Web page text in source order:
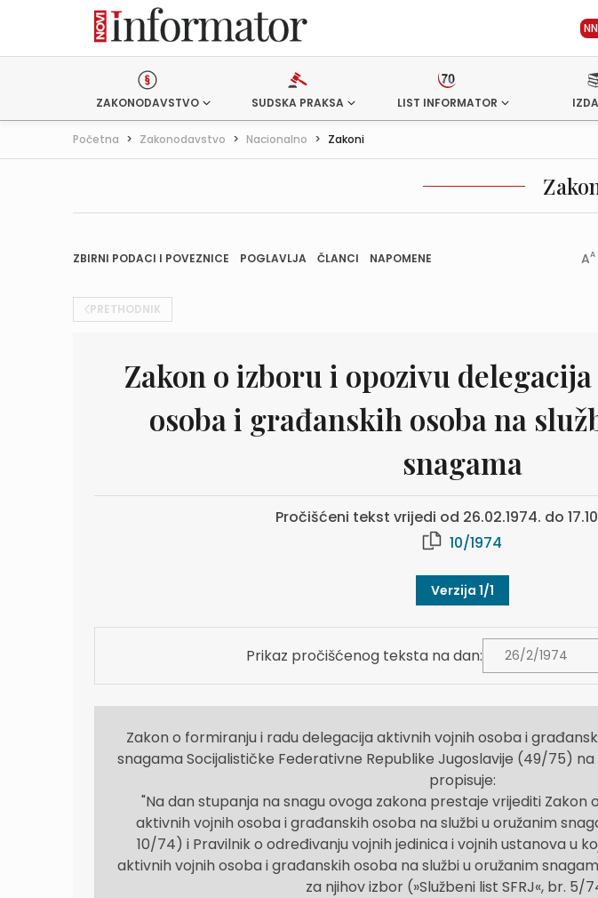
ZAKONODAVSTVO SUDSKA PRAKSA LIST INFORMATOR
Početna > Zakonodavstvo > Nacionalno > Zakoni
ZBIRNI PODACI I POVEZNICE POGLAVLJA ČLANCI NAPOMENE AA
PRETHODNIK
Zakon o izboru i opozivu
osoba i građanskih osoba na
snagama
Pročišćeni tekst vrijedi od 26.02.1974. do
10/1974
Verzija 1/1
Prikaz pročišćenog teksta na dan:
Zakon o formiranju i radu delegacija aktivnih vojnih osoba i
snagama Socijalističke Federativne Republike Jugoslavije (49/75) na
propisuje:
"Na dan stupanja na snagu ovoga zakona prestaje vrijediti Zakon
aktivnih vojnih osoba i građanskih osoba na službi u oružanim
10/74) i Pravilnik o određivanju vojnih jedinica i vojnih ustanova u
aktivnih vojnih osoba i građanskih osoba na službi u oružanim
za njihov izbor (»Službeni list SFRJ«, br. 5/